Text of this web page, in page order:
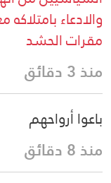
والادعاء
مقرات الحشد
منذ 3 دقائق
باعوا أرواحهم
منذ 8 دقائق